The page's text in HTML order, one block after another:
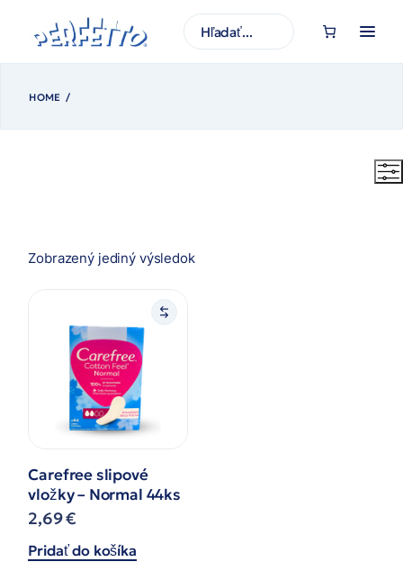
obsah
H
ľ
d
HOME
Zobrazený jediný výsledok
Carefree slipové
vložky – Normal 44ks
2,69€
Pridať do košíka